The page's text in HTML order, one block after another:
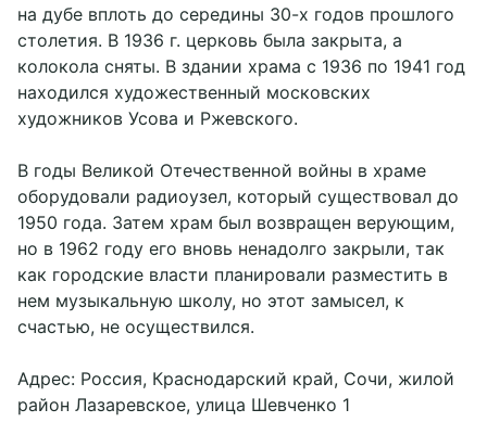
на дубе вплоть до середины 30-х годов прошлого
столетия. В 1936 г. церковь была закрыта, а
колокола сняты. В здании храма с 1936 по 1941 год
находился художественный московских
художников Усова и Ржевского.
В годы Великой Отечественной войны в храме
оборудовали радиоузел, который существовал до
1950 года. Затем храм был возвращен верующим,
но в 1962 году его вновь ненадолго закрыли, так
как городские власти планировали разместить в
нем музыкальную школу, но этот замысел, к
счастью, не осуществился.
Адрес: Россия, Краснодарский край, Сочи, жилой
район Лазаревское, улица Шевченко 1